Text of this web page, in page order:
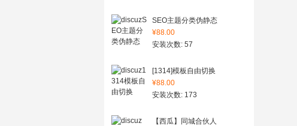
SEO主题分类伪静态
¥88.00
安装次数: 57
[1314]模板自由切换
¥88.00
安装次数: 173
【西瓜】同城合伙人